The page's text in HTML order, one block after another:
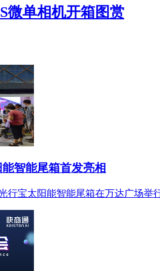
微单相机开箱图赏
智能尾箱首发亮相
行宝太阳能智能尾箱在万达广场